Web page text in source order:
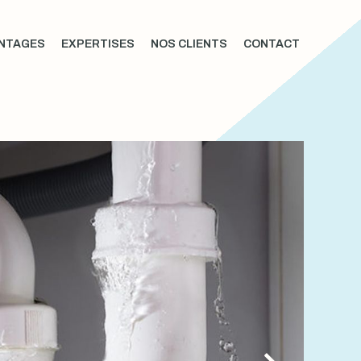
EXPERTISES NOS CLIENTS CONTACT